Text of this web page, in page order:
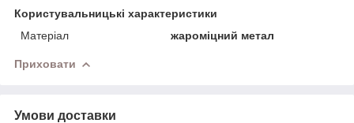
Користувальницькі характеристики
Матеріал
жароміцний метал
Приховати
Умови доставки